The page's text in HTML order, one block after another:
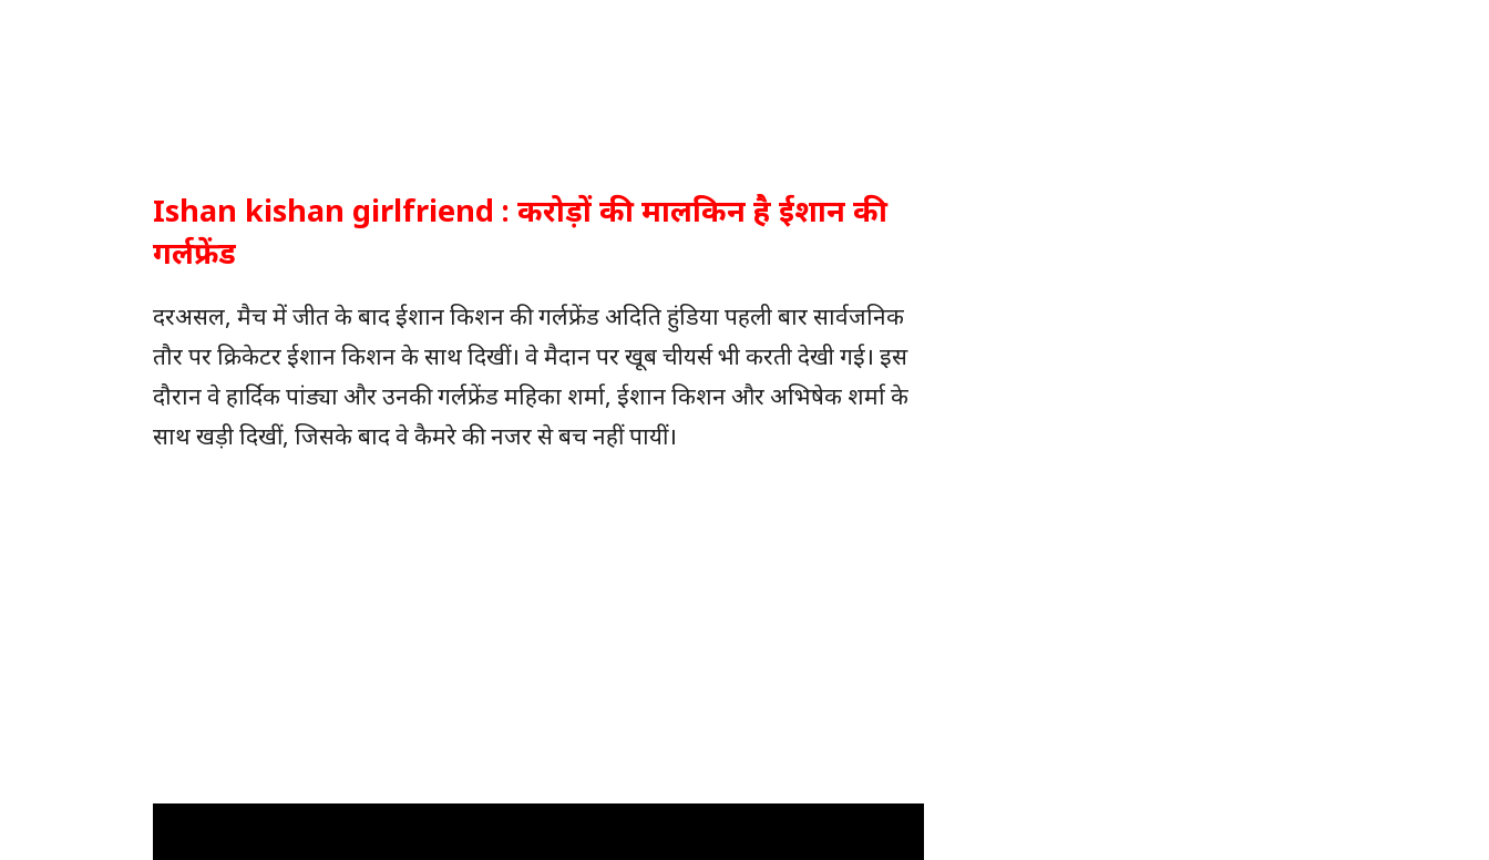
Ishan kishan girlfriend : करोड़ों की मालकिन है ईशान की
गर्लफ्रेंड
दरअसल, मैच में जीत के बाद ईशान किशन की गर्लफ्रेंड अदिति हुंडिया पहली बार सार्वजनिक
तौर पर क्रिकेटर ईशान किशन के साथ दिखीं। वे मैदान पर खूब चीयर्स भी करती देखी गई। इस
दौरान वे हार्दिक पांड्या और उनकी गर्लफ्रेंड महिका शर्मा, ईशान किशन और अभिषेक शर्मा के
साथ खड़ी दिखीं, जिसके बाद वे कैमरे की नजर से बच नहीं पायीं।